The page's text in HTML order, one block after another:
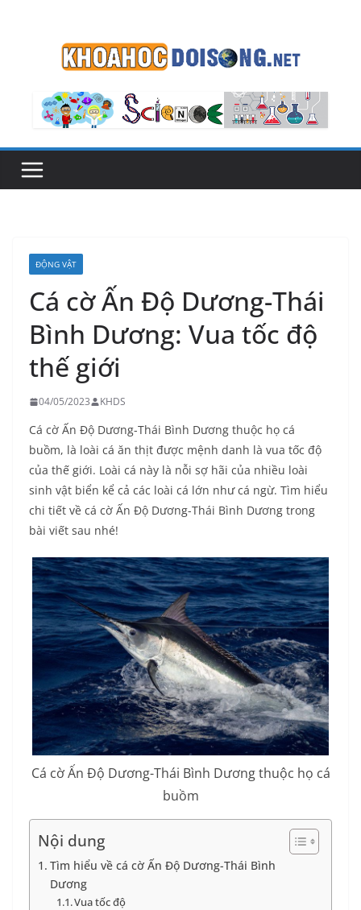
ĐỘNG VẬT
Cá cờ Ấn Độ Dương-Thái
Bình Dương: Vua tốc độ
thế giới
04/05/2023 KHDS
Cá cờ Ấn Độ Dương-Thái Bình Dương thuộc họ cá
buồm, là loài cá ăn thịt được mệnh danh là vua tốc độ
của thế giới. Loài cá này là nỗi sợ hãi của nhiều loài
sinh vật biển kể cả các loài cá lớn như cá ngừ. Tìm hiểu
chi tiết về cá cờ Ấn Độ Dương-Thái Bình Dương trong
bài viết sau nhé!
Cá cờ Ấn Độ Dương-Thái Bình Dương thuộc họ cá
buồm
Nội dung
Tìm hiểu về cá cờ Ấn Độ Dương-Thái Bình
Dương
Vua tốc độ